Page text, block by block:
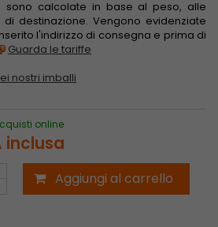
sono calcolate in base al peso, alle
destinazione. Vengono evidenziate
l'indirizzo di consegna e prima di
Guarda le tariffe
nostri imballi
online
inclusa
Aggiungi al carrello